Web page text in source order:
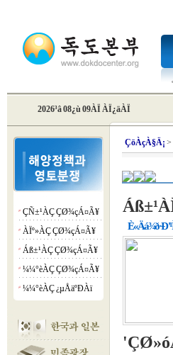
2026³â 08¿ù 09ÀÏ ÀÏ¿äÀÏ
¡á ÇÑ±¹ÀÇ ÇØ¾çÁ¤Ã¥
¡á ÀÏº»ÀÇ ÇØ¾çÁ¤Ã¥
¡á Áß±¹ÀÇ ÇØ¾çÁ¤Ã¥
¡á ¼¼°èÀÇ ÇØ¾çÁ¤Ã¥
¡á ¼¼°èÀÇ ¿µÅäºÐÀï
ÇöÀçÀ§Ä¡ >
È«Äá¾ð·Ð